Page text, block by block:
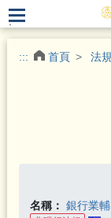
.
::: 首頁 法
名稱： 銀行業